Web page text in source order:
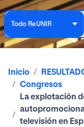
Todo ReUNIR
Inicio
Congresos
La explotación
televisión en